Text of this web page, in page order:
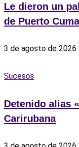
Le dieron un
de Puerto
3 de agosto de 2026
Sucesos
Detenido alias
Carirubana